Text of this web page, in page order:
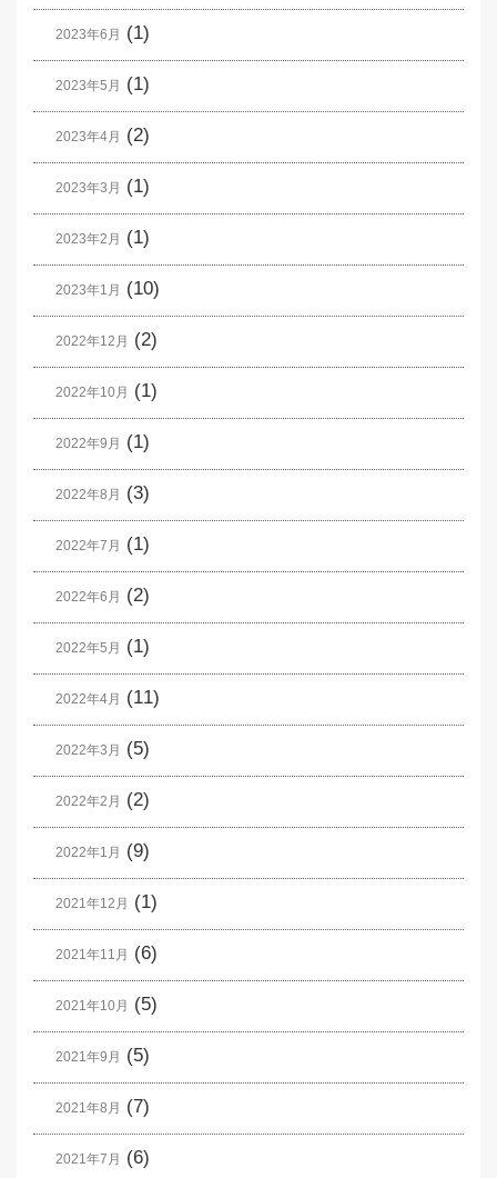
2023年6月 (1)
2023年5月 (1)
2023年4月 (2)
2023年3月 (1)
2023年2月 (1)
2023年1月 (10)
2022年12月 (2)
2022年10月 (1)
2022年9月 (1)
2022年8月 (3)
2022年7月 (1)
2022年6月 (2)
2022年5月 (1)
2022年4月 (11)
2022年3月 (5)
2022年2月 (2)
2022年1月 (9)
2021年12月 (1)
2021年11月 (6)
2021年10月 (5)
2021年9月 (5)
2021年8月 (7)
2021年7月 (6)